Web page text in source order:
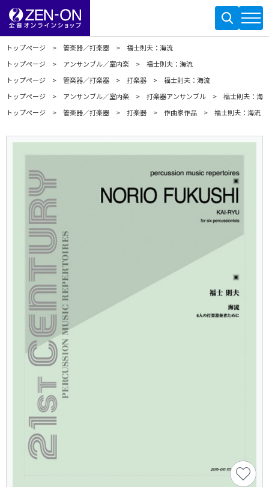
トップページ 管楽器／打楽器
福士則夫：海流
トップページ
アンサンブル／室内楽
福士則夫：海流
トップページ
管楽器／打楽器 打楽器
福士則夫：海流
トップページ
アンサンブル／室内楽 打楽器アンサンブル
福士則夫：海流
トップページ
管楽器／打楽器 打楽器 作曲家作品 福士則夫：海流